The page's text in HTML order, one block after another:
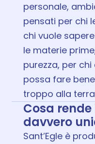
personale,
pensati per chi
chi vuole
le materie
purezza, per
possa fare
troppo alla
Cosa
davvero
Sant’Egle è